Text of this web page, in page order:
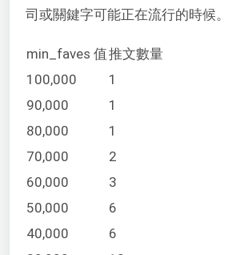
司或關鍵字可能正在流行的時候。
min_faves 值推文數量
100,000
1
90,000
1
80,000
1
70,000
2
60,000
3
50,000
6
40,000
6